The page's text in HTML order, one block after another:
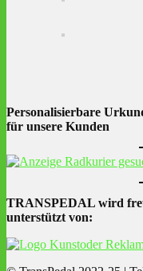
Personalisierbare
für unsere Kunden
TRANSPEDAL wird
unterstützt von: